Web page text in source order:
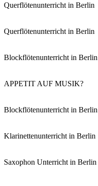
Querflötenunterricht in Berlin
Querflötenunterricht in Berlin
Blockflötenunterricht in Berlin
APPETIT AUF MUSIK?
Blockflötenunterricht in Berlin
Klarinettenunterricht in Berlin
Saxophon Unterricht in Berlin